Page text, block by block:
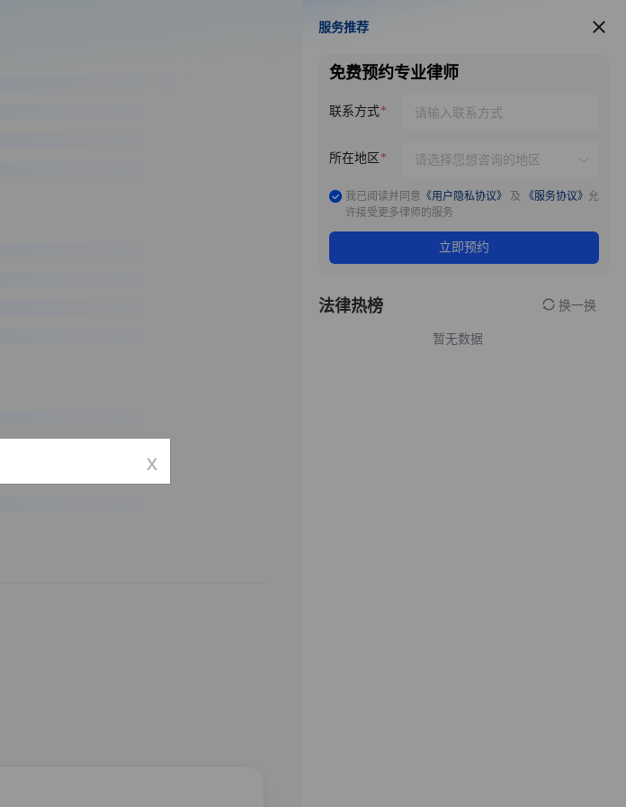
服务推荐
服务推荐
免费预约专业律师
联系方式
所在地区
我已阅读并同意 《用户隐私协议》 及 《服务协议》 允
许接受更多律师的服务
立即预约
法律热榜 换一换
暂无数据
x